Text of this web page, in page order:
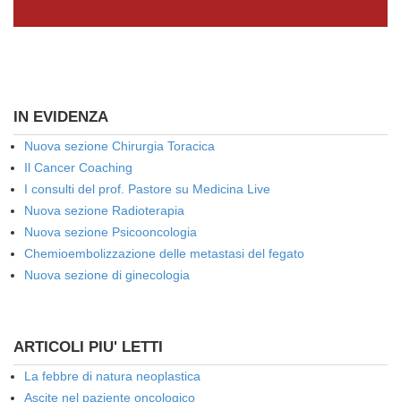
IN EVIDENZA
Nuova sezione Chirurgia Toracica
Il Cancer Coaching
I consulti del prof. Pastore su Medicina Live
Nuova sezione Radioterapia
Nuova sezione Psicooncologia
Chemioembolizzazione delle metastasi del fegato
Nuova sezione di ginecologia
ARTICOLI PIU' LETTI
La febbre di natura neoplastica
Ascite nel paziente oncologico